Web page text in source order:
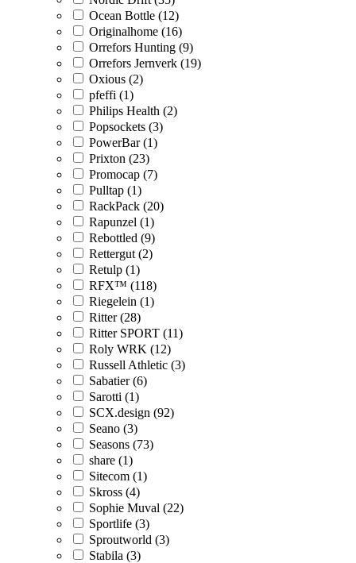
Ocean Bottle (12)
Originalhome (16)
Orrefors Hunting (9)
Orrefors Jernverk (19)
Oxious (2)
pfeffi (1)
Philips Health (2)
Popsockets (3)
PowerBar (1)
Prixton (23)
Promocap (7)
Pulltap (1)
RackPack (20)
Rapunzel (1)
Rebottled (9)
Rettergut (2)
Retulp (1)
RFX™ (118)
Riegelein (1)
Ritter (28)
Ritter SPORT (11)
Roly WRK (12)
Russell Athletic (3)
Sabatier (6)
Sarotti (1)
SCX.design (92)
Seano (3)
Seasons (73)
share (1)
Sitecom (1)
Skross (4)
Sophie Muval (22)
Sportlife (3)
Sproutworld (3)
Stabila (3)